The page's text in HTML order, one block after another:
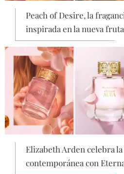
Peach of Desire, la
inspirada en la nueva
Elizabeth Arden celebra
contemporánea con